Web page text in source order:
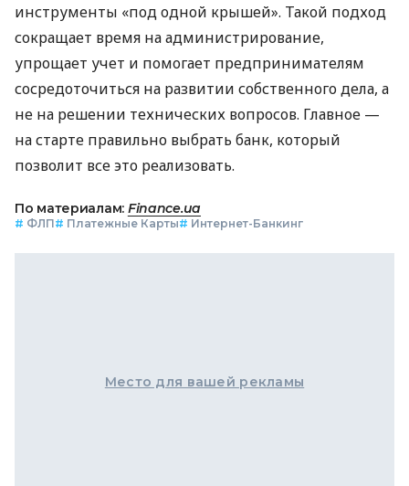
инструменты «под одной крышей». Такой подход
сокращает время на администрирование,
упрощает учет и помогает предпринимателям
сосредоточиться на развитии собственного дела, а
не на решении технических вопросов. Главное —
на старте правильно выбрать банк, который
позволит все это реализовать.
По материалам: Finance.ua
# ФЛП# Платежные Карты# Интернет-Банкинг
Место для вашей рекламы